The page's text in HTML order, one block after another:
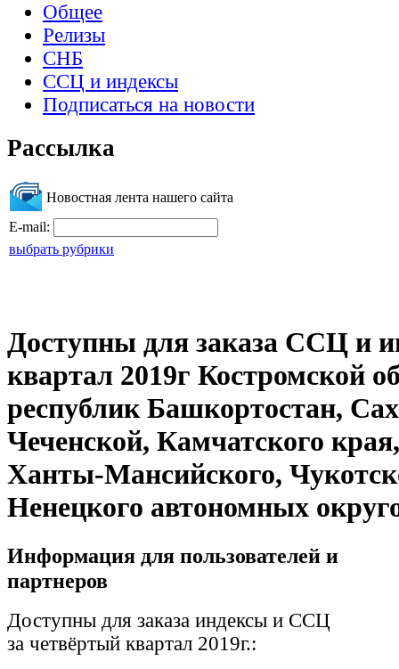
Общее
Релизы
СНБ
ССЦ и индексы
Подписаться на новости
Рассылка
Новостная лента нашего сайта
E-mail:
выбрать рубрики
Доступны для заказа ССЦ и
квартал 2019г Костромской
республик Башкортостан,
Чеченской, Камчатского
Ханты-Мансийского,
Ненецкого автономных
Информация для пользователей и
партнеров
Доступны для заказа индексы и ССЦ
за четвёртый квартал 2019г.: